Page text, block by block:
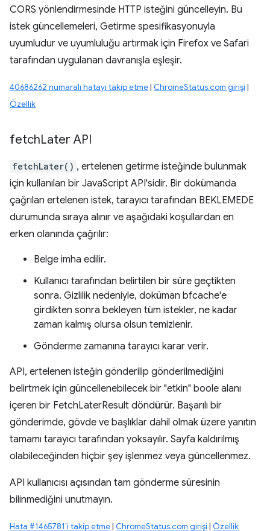
CORS yönlendirmesinde HTTP isteğini güncelleyin. Bu
istek güncellemeleri, Getirme spesifikasyonuyla
uyumludur ve uyumluluğu artırmak için Firefox ve Safari
tarafından uygulanan davranışla eşleşir.
40686262 numaralı hatayı takip etme| ChromeStatus.com girişi |
Özellik
fetchLater API
fetchLater() , ertelenen getirme isteğinde bulunmak
için kullanılan bir JavaScript API'sidir. Bir dokümanda
çağrılan ertelenen istek, tarayıcı tarafından BEKLEMEDE
durumunda sıraya alınır ve aşağıdaki koşullardan en
erken olanında çağrılır:
Belge imha edilir.
Kullanıcı tarafından belirtilen bir süre geçtikten
sonra. Gizlilik nedeniyle, doküman bfcache'e
girdikten sonra bekleyen tüm istekler, ne kadar
zaman kalmış olursa olsun temizlenir.
Gönderme zamanına tarayıcı karar verir.
API, ertelenen isteğin gönderilip gönderilmediğini
belirtmek için güncellenebilecek bir "etkin" boole alanı
içeren bir FetchLaterResult döndürür. Başarılı bir
gönderimde, gövde ve başlıklar dahil olmak üzere yanıtın
tamamı tarayıcı tarafından yoksayılır. Sayfa kaldırılmış
olabileceğinden hiçbir şey işlenmez veya güncellenmez.
API kullanıcısı açısından tam gönderme süresinin
bilinmediğini unutmayın.
Hata #1465781'i takip etme| ChromeStatus.com girişi | Özellik